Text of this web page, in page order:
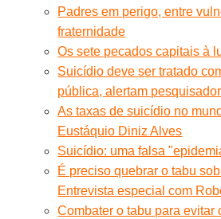
Padres em perigo, entre
fraternidade
Os sete pecados capitais à
Suicídio deve ser tratado
pública, alertam
As taxas de suicídio no
Eustáquio Diniz Alves
Suicídio: uma falsa
É preciso quebrar o tabu
Entrevista especial com
Combater o tabu para evitar